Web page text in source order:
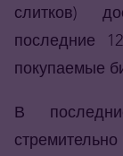
слитков)
последние
покупаемые
В
стремительно